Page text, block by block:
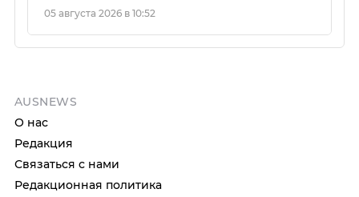
05 августа 2026 в 10:52
AUSNEWS
О нас
Редакция
Связаться с нами
Редакционная политика